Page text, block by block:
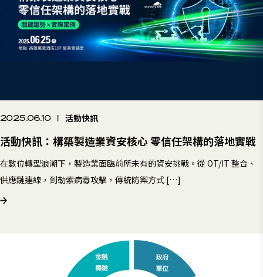
2025.06.10|活動快訊
活動快訊：構築製造業資安核心 零信任架構的落地實戰
在數位轉型浪潮下，製造業面臨前所未有的資安挑戰。從 OT/IT 整合、
供應鏈連線，到勒索病毒攻擊，傳統防禦方式 […]